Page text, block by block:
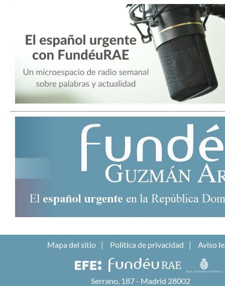
Mapa del sitio Política de privacidad Aviso
Serrano, 187 - Madrid 28002